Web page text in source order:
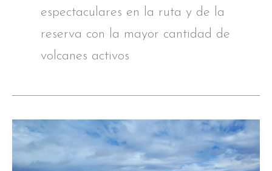
espectaculares en la ruta y de la
reserva con la mayor cantidad de
volcanes activos